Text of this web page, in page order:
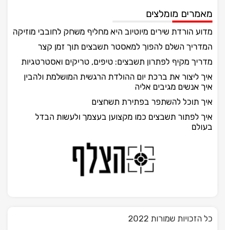
מאמרים מומלצים
מדוע הורדת שירים מיוטיוב היא מחליף משחק לחובבי מוזיקה
המדריך השלם להפוך למאסטר תשבצים תוך זמן קצר
מדריך מקיף לפתרון תשבצים: טיפים, טריקים ואסטרטגיות
איך ליצור את ברכת יום ההולדת הרגשית המושלמת ולהבין
איך אנשים מגיבים אליה
איך תוכל להשתפר בפתירת תשחצים
איך לפתור תשבצים כמו מקצוען בעצמך ולעשות הבדל
בעולם
כל הזכויות שמורות 2022